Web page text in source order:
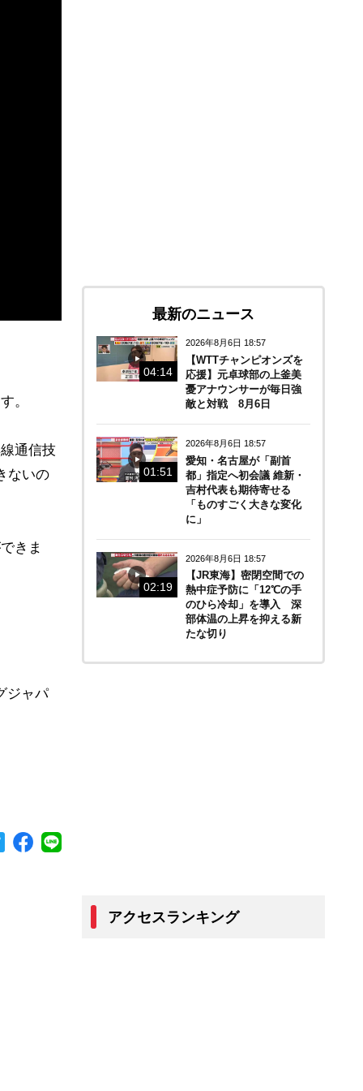
。
通信技
ないの
きま
ジャパ
最新のニュース
04:14
2026年8月6日 18:57
【WTTチャンピオンズを
応援】元卓球部の上釜美
憂アナウンサーが毎日強
敵と対戦 8月6日
01:51
2026年8月6日 18:57
愛知・名古屋が「副首
都」指定へ初会議 維新・
吉村代表も期待寄せる
「ものすごく大きな変化
に」
02:19
2026年8月6日 18:57
【JR東海】密閉空間での
熱中症予防に「12℃の手
のひら冷却」を導入 深
部体温の上昇を抑える新
たな切り
アクセスランキング